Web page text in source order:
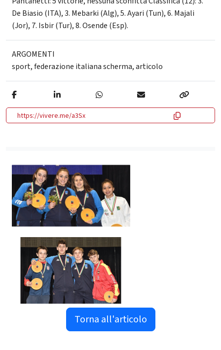
De Biasio (ITA), 3. Mebarki (Alg), 5. Ayari (Tun), 6. Majali
(Jor), 7. Isbir (Tur), 8. Osende (Esp).
ARGOMENTI
sport,federazione italiana scherma,articolo
https://vivere.me/a3Sx
Torna all'articolo